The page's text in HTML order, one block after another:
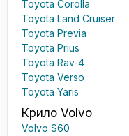
Toyota Corolla
Toyota Land Cruiser
Toyota Previa
Toyota Prius
Toyota Rav-4
Toyota Verso
Toyota Yaris
Крило Volvo
Volvo S60